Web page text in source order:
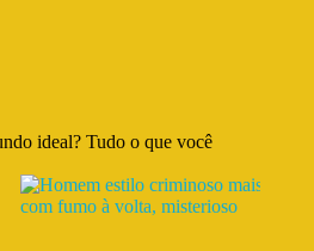
ideal? Tudo o que você